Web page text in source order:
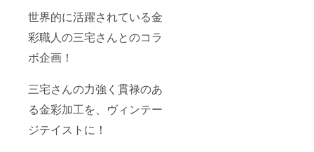
世界的に活躍されている金
彩職人の三宅さんとのコラ
ボ企画！
三宅さんの力強く貫禄のあ
る金彩加工を、ヴィンテー
ジテイストに！